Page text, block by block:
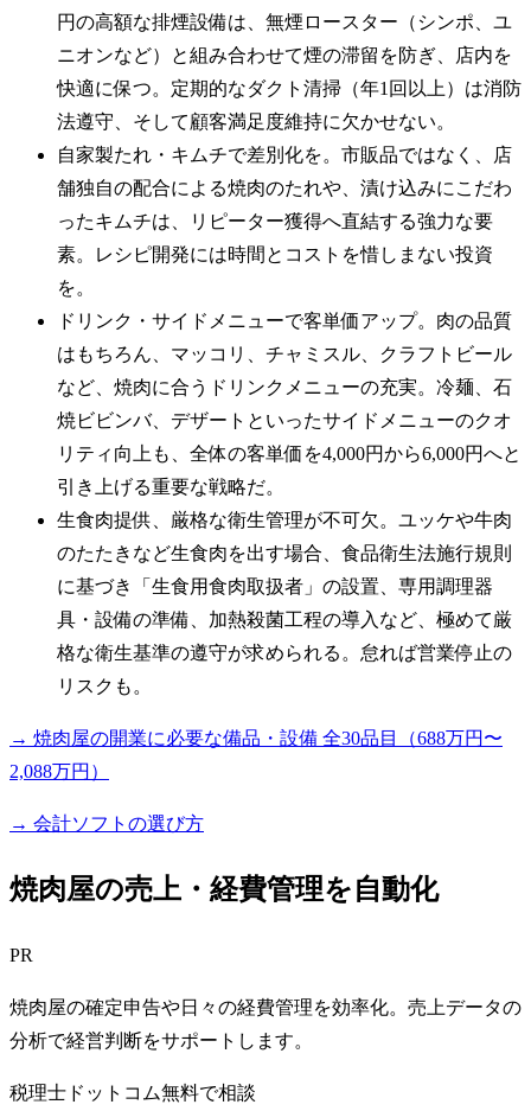
円の高額な排煙設備は、無煙ロースター（シンポ、ユ
ニオンなど）と組み合わせて煙の滞留を防ぎ、店内を
快適に保つ。定期的なダクト清掃（年1回以上）は消防
法遵守、そして顧客満足度維持に欠かせない。
自家製たれ・キムチで差別化を。市販品ではなく、店
舗独自の配合による焼肉のたれや、漬け込みにこだわ
ったキムチは、リピーター獲得へ直結する強力な要
素。レシピ開発には時間とコストを惜しまない投資
を。
ドリンク・サイドメニューで客単価アップ。肉の品質
はもちろん、マッコリ、チャミスル、クラフトビール
など、焼肉に合うドリンクメニューの充実。冷麺、石
焼ビビンバ、デザートといったサイドメニューのクオ
リティ向上も、全体の客単価を4,000円から6,000円へと
引き上げる重要な戦略だ。
生食肉提供、厳格な衛生管理が不可欠。ユッケや牛肉
のたたきなど生食肉を出す場合、食品衛生法施行規則
に基づき「生食用食肉取扱者」の設置、専用調理器
具・設備の準備、加熱殺菌工程の導入など、極めて厳
格な衛生基準の遵守が求められる。怠れば営業停止の
リスクも。
→ 焼肉屋の開業に必要な備品・設備 全30品目（688万円〜
2,088万円）
→ 会計ソフトの選び方
焼肉屋の売上・経費管理を自動化
PR
焼肉屋の確定申告や日々の経費管理を効率化。売上データの
分析で経営判断をサポートします。
税理士ドットコム無料で相談